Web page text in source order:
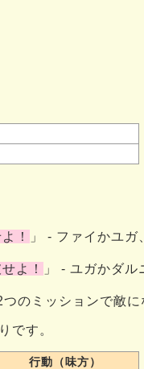
！
」 - ファイかユ
よ！
」 - ユガかダ
つのミッションで敵
です。
行動（味方）